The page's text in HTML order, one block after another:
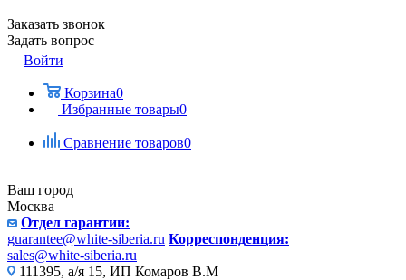
Заказать звонок
Задать вопрос
Войти
Корзина0
Избранные товары0
Сравнение товаров0
Ваш город
Москва
Отдел гарантии:
guarantee@white-siberia.ru Корреспонденция:
sales@white-siberia.ru
111395, а/я 15, ИП Комаров В.М